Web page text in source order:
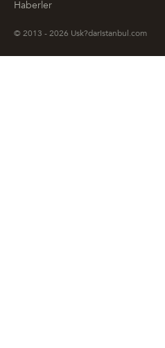
Haberler
© 2013 - 2026 Usk?darIstanbul.com